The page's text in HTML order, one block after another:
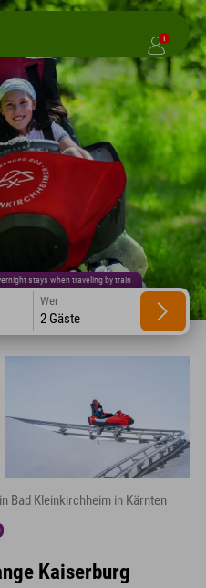
1
stays when traveling by train
Wer
2 Gäste
Bad Kleinkirchheim in Kärnten
Kaiserburg